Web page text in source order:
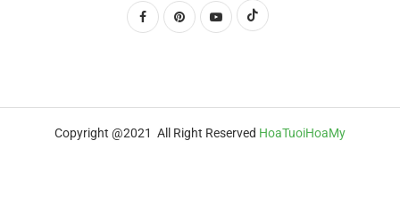
Copyright @2021 All Right Reserved HoaTuoiHoaMy